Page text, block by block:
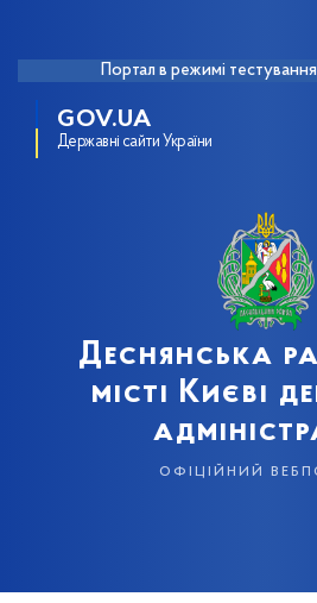
Портал в режимі
GOV.UA
Державні сайти України
Деснянська
місті Києві
офіційний